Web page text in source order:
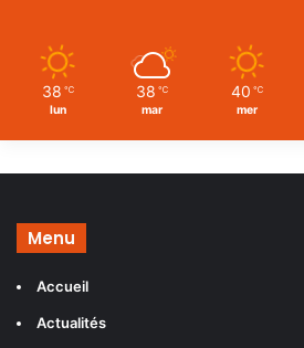
38 ℃
lun
38 ℃
mar
40 ℃
mer
Menu
Accueil
Actualités